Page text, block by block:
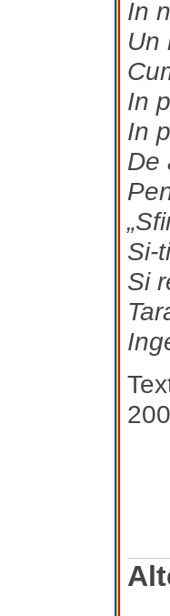
In
Un
In
In
De
Si-
Si